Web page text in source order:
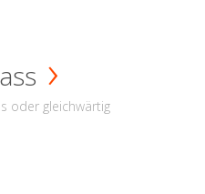
oder gleichwärtig